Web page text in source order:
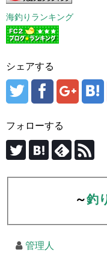
海釣りランキング
シェアする
フォローする
～釣
管理人